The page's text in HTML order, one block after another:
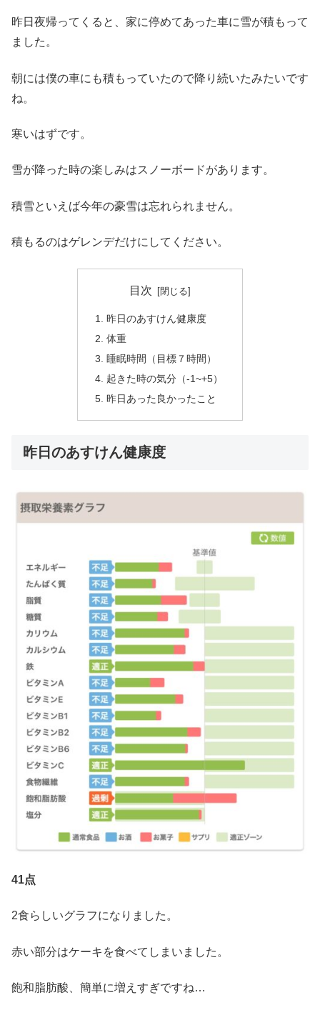
昨日夜帰ってくると、家に停めてあった車に雪が積もって
ました。
朝には僕の車にも積もっていたので降り続いたみたいです
ね。
寒いはずです。
雪が降った時の楽しみはスノーボードがあります。
積雪といえば今年の豪雪は忘れられません。
積もるのはゲレンデだけにしてください。
目次
昨日のあすけん健康度
体重
睡眠時間（目標７時間）
起きた時の気分（-1~+5）
昨日あった良かったこと
昨日のあすけん健康度
41点
2食らしいグラフになりました。
赤い部分はケーキを食べてしまいました。
飽和脂肪酸、簡単に増えすぎですね…